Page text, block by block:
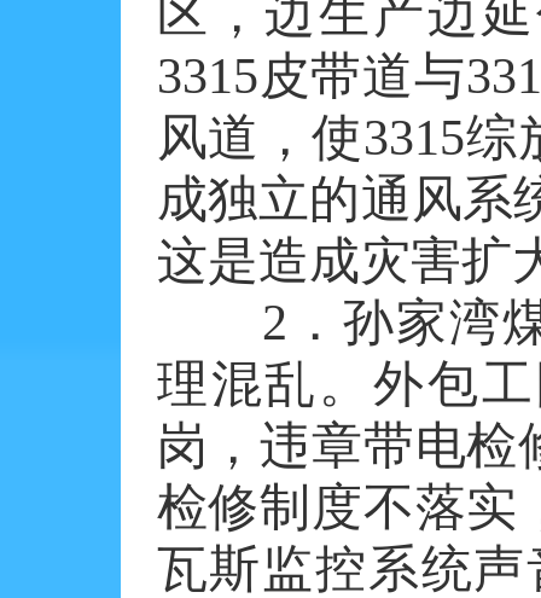
区，边生产边
3315皮带道与
风道，使3315
成独立的通风系
这是造成灾害扩
2．孙家湾煤
理混乱。外包
岗，违章带电检
检修制度不落实
瓦斯监控系统